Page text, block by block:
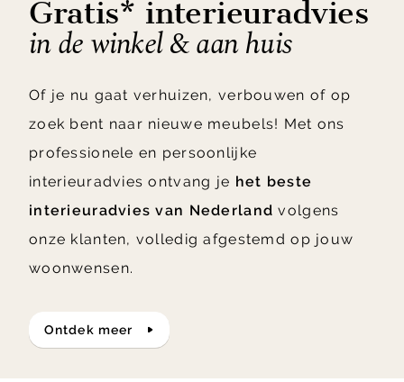
Gratis* interieuradvies
in de winkel & aan huis
Of je nu gaat verhuizen, verbouwen of op
zoek bent naar nieuwe meubels! Met ons
professionele en persoonlijke
interieuradvies ontvang je het beste
interieuradvies van Nederland volgens
onze klanten, volledig afgestemd op jouw
woonwensen.
ontdek meer